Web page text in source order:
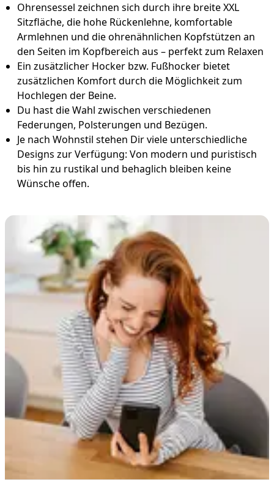
Ohrensessel zeichnen sich durch ihre breite XXL
Sitzfläche, die hohe Rückenlehne, komfortable
Armlehnen und die ohrenähnlichen Kopfstützen an
den Seiten im Kopfbereich aus – perfekt zum Relaxen
Ein zusätzlicher Hocker bzw. Fußhocker bietet
zusätzlichen Komfort durch die Möglichkeit zum
Hochlegen der Beine.
Du hast die Wahl zwischen verschiedenen
Federungen, Polsterungen und Bezügen.
Je nach Wohnstil stehen Dir viele unterschiedliche
Designs zur Verfügung: Von modern und puristisch
bis hin zu rustikal und behaglich bleiben keine
Wünsche offen.